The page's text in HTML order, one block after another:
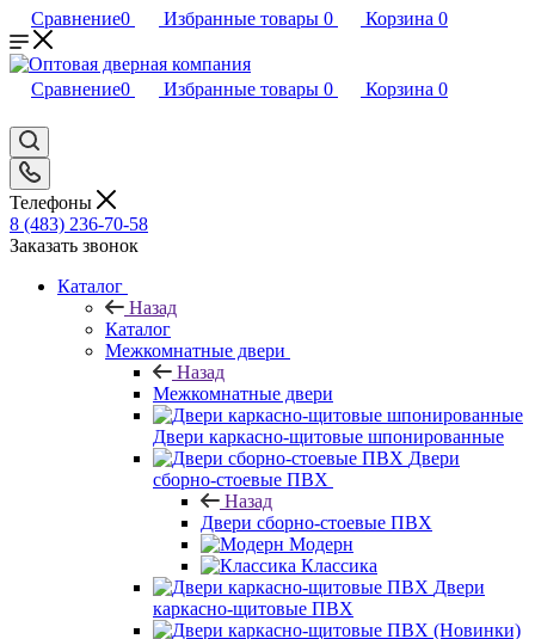
Сравнение0 Избранные товары 0 Корзина 0
Сравнение0 Избранные товары 0 Корзина 0
Телефоны
8 (483) 236-70-58
Заказать звонок
Каталог
Назад
Каталог
Межкомнатные двери
Назад
Межкомнатные двери
Двери каркасно-щитовые шпонированные
Двери
сборно-стоевые ПВХ
Назад
Двери сборно-стоевые ПВХ
Модерн
Классика
Двери
каркасно-щитовые ПВХ